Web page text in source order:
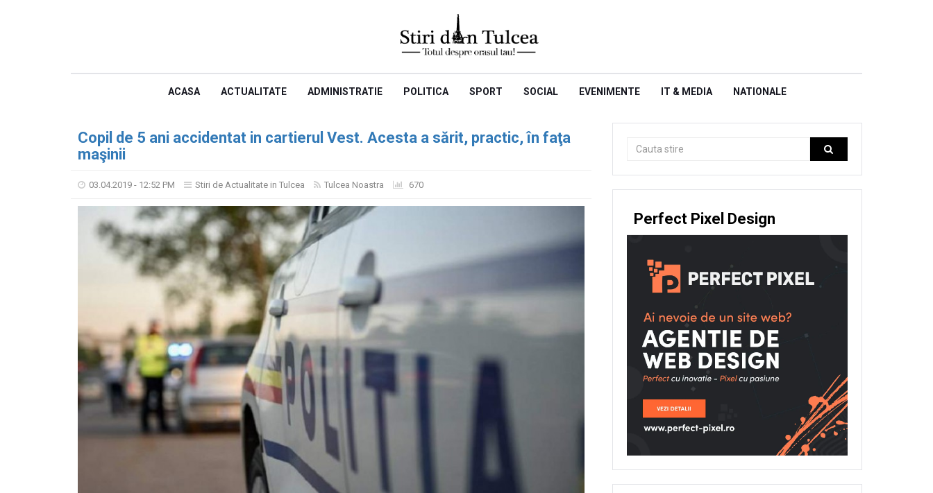
ACASA ACTUALITATE ADMINISTRATIE POLITICA SPORT SOCIAL EVENIMENTE IT & MEDIA NATIONALE
Copil de 5 ani accidentat in cartierul Vest. Acesta a sărit, practic, în faţa
maşinii
03.04.2019 - 12:52 PM Stiri de Actualitate in Tulcea Tulcea Noastra 670
Perfect Pixel Design